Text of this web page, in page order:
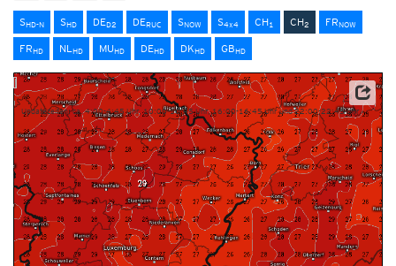
SHD-N SHD DED2 DERUC SNOW S4x4 CH1 CH2 FRNOW
FRHD NLHD MUHD DEHD DKHD GBHD
Updatezeiten: ca. 4:00-4:45 Uhr, 10:00-10:45 Uhr, 16:00-16:45 Uhr und 22:00-22:45 Uhr
Quelle: MeteoSchweiz